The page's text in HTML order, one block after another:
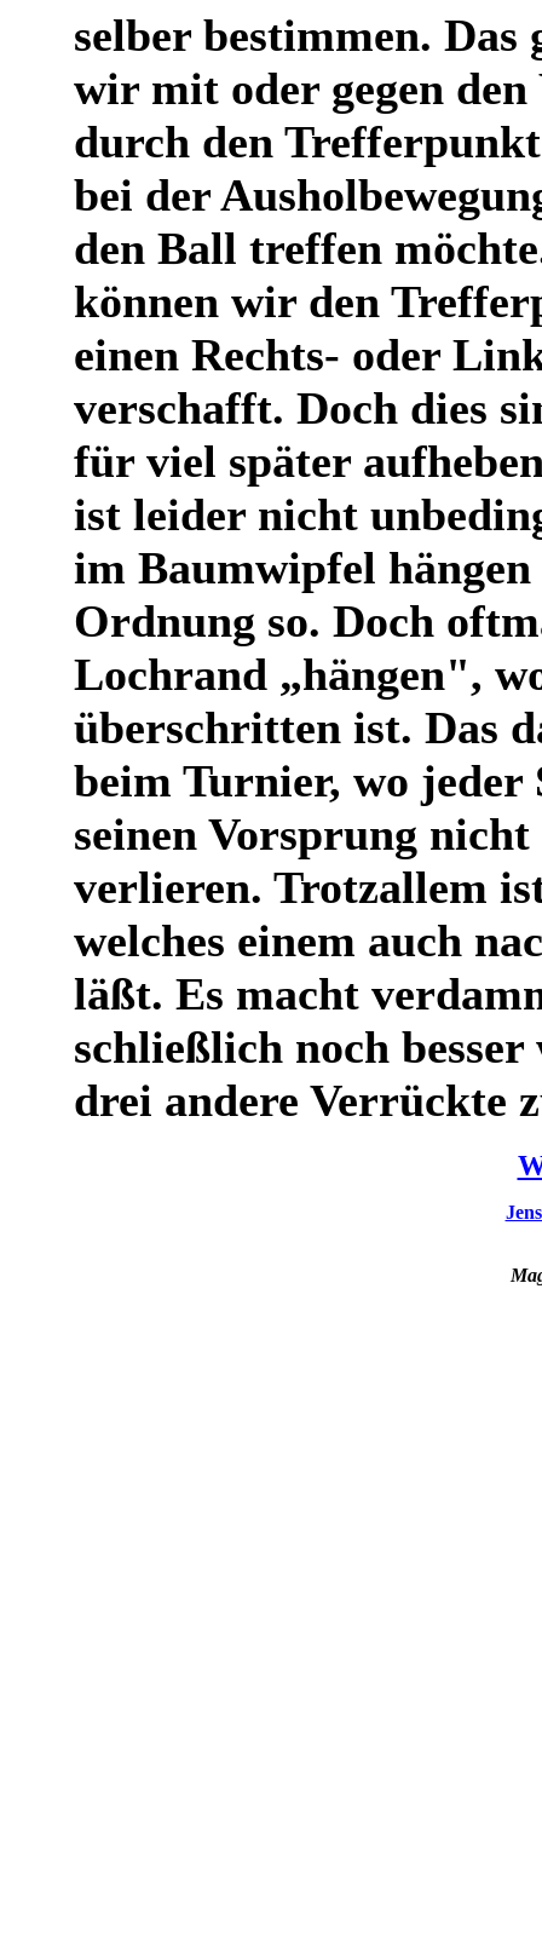
selber bestimmen. Das
wir mit oder gegen
durch den
bei der
den Ball treffen
können wir den
einen Rechts- oder
verschafft. Doch dies
für viel später
ist leider nicht
im Baumwipfel
Ordnung so. Doch
Lochrand „hängen",
überschritten ist. Das
beim Turnier, wo
seinen Vorsprung
verlieren. Trotzallem
welches einem auch
läßt. Es macht
schließlich noch
drei andere Verrückte